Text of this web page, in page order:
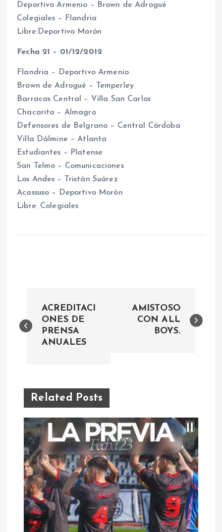
Deportivo Armenio – Brown de Adrogué
Colegiales – Flandria
Libre:Deportivo Morón
Fecha 21 – 01/12/2012
Flandria – Deportivo Armenio
Brown de Adrogué – Temperley
Barracas Central – Villa San Carlos
Chacarita – Almagro
Defensores de Belgrano – Central Córdoba
Villa Dálmine – Atlanta
Estudiantes – Platense
San Telmo – Comunicaciones
Los Andes – Tristán Suárez
Acassuso – Deportivo Morón
Libre: Colegiales
a
a
c
ó
n
ACREDITACI
ONES DE
PRENSA
ANUALES
AMISTOSO
CON ALL
BOYS.
Related Posts